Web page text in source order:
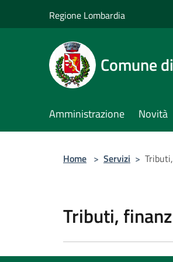
Regione Lombardia
Comune
Amministrazione Novità
Home > Servizi >
Tributi,